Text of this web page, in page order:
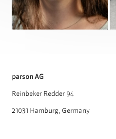
parson AG
Reinbeker Redder 94
21031 Hamburg, Germany